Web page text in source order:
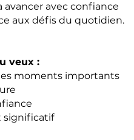
avancer avec confiance
aux défis du quotidien.
veux :
moments importants
significatif